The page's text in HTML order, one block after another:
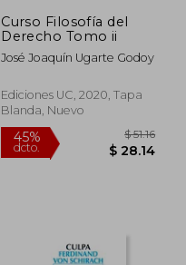
Curso Filosofía del
Derecho Tomo ii
José Joaquín Ugarte Godoy
Ediciones UC, 2020, Tapa
Blanda, Nuevo